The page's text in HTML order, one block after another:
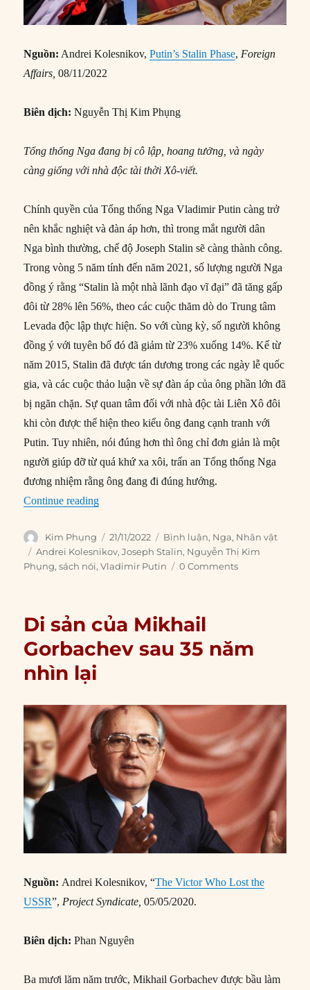
Nguồn: Andrei Kolesnikov,Putin’s Stalin Phase, Foreign
Affairs, 08/11/2022
Biên dịch: Nguyễn Thị Kim Phụng
Tổng thống Nga đang bị cô lập, hoang tưởng, và ngày
càng giống với nhà độc tài thời Xô-viết.
Chính quyền của Tổng thống Nga Vladimir Putin càng trở
nên khắc nghiệt và đàn áp hơn, thì trong mắt người dân
Nga bình thường, chế độ Joseph Stalin sẽ càng thành công.
Trong vòng 5 năm tính đến năm 2021, số lượng người Nga
đồng ý rằng “Stalin là một nhà lãnh đạo vĩ đại” đã tăng gấp
đôi từ 28% lên 56%, theo các cuộc thăm dò do Trung tâm
Levada độc lập thực hiện. So với cùng kỳ, số người không
đồng ý với tuyên bố đó đã giảm từ 23% xuống 14%. Kể từ
năm 2015, Stalin đã được tán dương trong các ngày lễ quốc
gia, và các cuộc thảo luận về sự đàn áp của ông phần lớn đã
bị ngăn chặn. Sự quan tâm đối với nhà độc tài Liên Xô đôi
khi còn được thể hiện theo kiểu ông đang cạnh tranh với
Putin. Tuy nhiên, nói đúng hơn thì ông chỉ đơn giản là một
người giúp đỡ từ quá khứ xa xôi, trấn an Tổng thống Nga
đương nhiệm rằng ông đang đi đúng hướng.
Continue reading“Putin đang ngày càng giống Stalin”
Author
Kim Phụng
Posted
on
21/11/2022 Categories
Bình luận, Nga, Nhân vật
Tags
Andrei Kolesnikov,Joseph Stalin, Nguyễn Thị Kim
Phụng,sách nói,Vladimir Putin 0 Comments
Di sản của Mikhail
Gorbachev sau 35 năm
nhìn lại
Nguồn: Andrei Kolesnikov, “The Victor Who Lost the
USSR”, Project Syndicate,05/05/2020.
Biên dịch:Phan Nguyên
Ba mươi lăm năm trước, Mikhail Gorbachev được bầu làm